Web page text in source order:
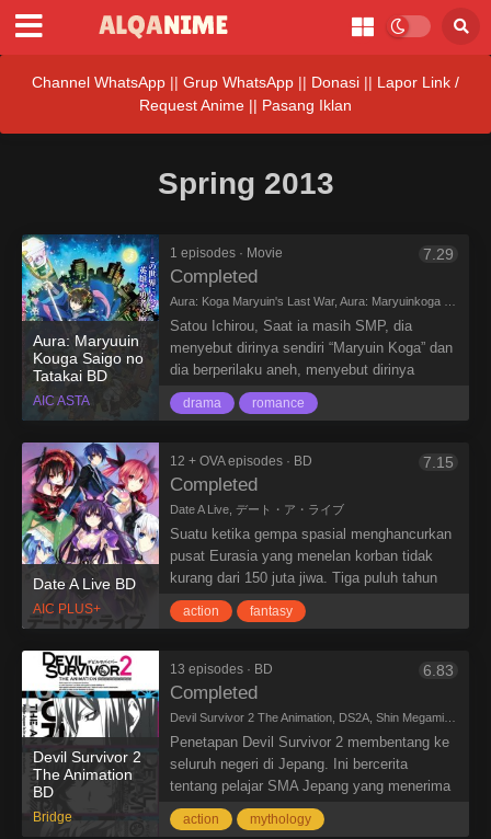
Channel WhatsApp || Grup WhatsApp || Donasi || Lapor Link /
Request Anime || Pasang Iklan
Spring 2013
Aura: Maryuuin
Kouga Saigo no
Tatakai BD
AIC ASTA
1 episodes · Movie
Completed
7.29
Satou Ichirou, Saat ia masih SMP, dia
menyebut dirinya sendiri “Maryuin Koga” dan
dia berperilaku aneh, menyebut dirinya
seorang pahlawan dalam fantasi , hal itu
disebut dengan penyakit “Chuunibyou”.
habis-habisan oleh teman2 sekelasnya.
waktu pun cepat berlalu, sekarang ia sudah
duduk dibangku SMA, sekarang dia mencoba
dulu dan berperilaku seperti murid normal
lainnya.
Suatu hari, ia bertemu dengan gadis yang
berpakaian aneh, itu membuat Ichirou
mengingat masa lalunya. Awalnya Ichirou
Ryouko”, ketika Ichirou melihat gadis itu
sering diganggu oleh orang di sekitarnya, Dia
pun berubah pikiran.
drama romance
Date A Live BD
AIC PLUS+
12 + OVA episodes · BD
Completed
Date A Live, デート・ア・ライブ
7.15
Suatu ketika gempa spasial menghancurkan
pusat Eurasia yang menelan korban tidak
kurang dari 150 juta jiwa. Tiga puluh tahun
setelahnya, Itsuka Shidou bertemu dengan
seorang gadis misterius yang datang dari
“Spirits” yang merupakan penyebab dari
gempa spasial 30 tahun yang lalu. Untuk
mencegah bencana besar terjadi lagi, Shido
cara berkencan dengan gadis itu dan
membuatnya jatuh cinta.
action fantasy
Devil Survivor 2
The Animation
BD
Bridge
13 episodes · BD
Completed
6.83
Penetapan Devil Survivor 2 membentang ke
seluruh negeri di Jepang. Ini bercerita
tentang pelajar SMA Jepang yang menerima
sebuah email dari situs ramalan kematian.
Makhluk-makhluk misterius menyerang
action mythology